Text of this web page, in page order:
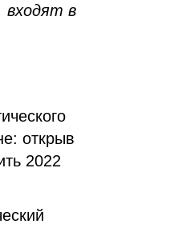
входят в
открыв
2022